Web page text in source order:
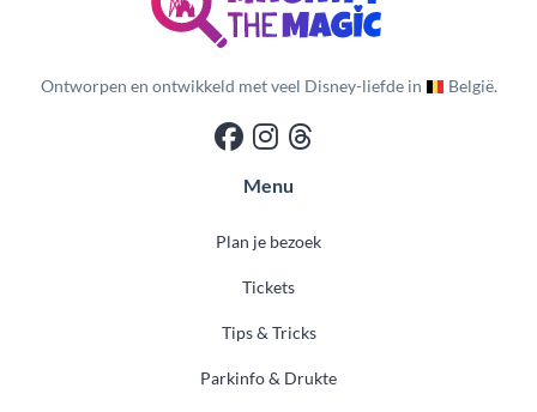
Ontworpen en ontwikkeld met veel Disney-liefde in België.
Menu
Plan je bezoek
Tickets
Tips & Tricks
Parkinfo & Drukte